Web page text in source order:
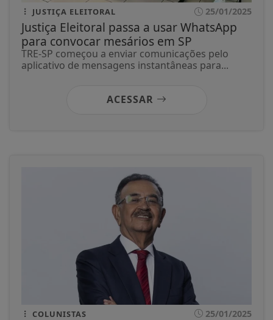
JUSTIÇA ELEITORAL 25/01/2025
Justiça Eleitoral passa a usar WhatsApp
para convocar mesários em SP
TRE-SP começou a enviar comunicações pelo
aplicativo de mensagens instantâneas para...
ACESSAR
COLUNISTAS 25/01/2025